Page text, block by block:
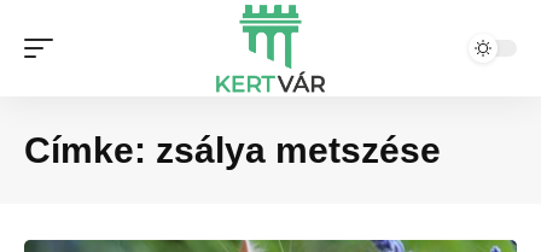
Címke: zsálya metszése